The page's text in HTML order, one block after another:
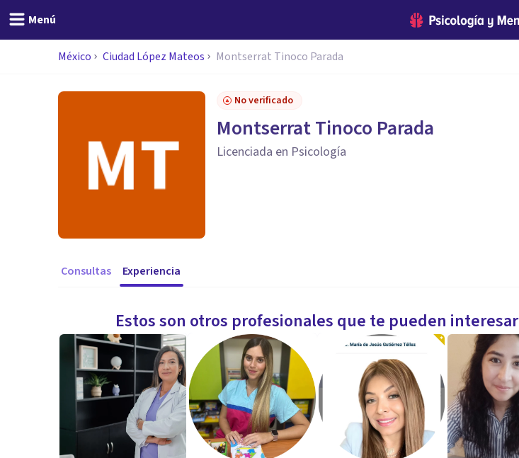
Menú
México Ciudad López Mateos Montserrat Tinoco Parada
No verificado
Montserrat Tinoco Parada
Licenciada en Psicología
Consultas Experiencia
Estos son otros profesionales que te pueden interesar